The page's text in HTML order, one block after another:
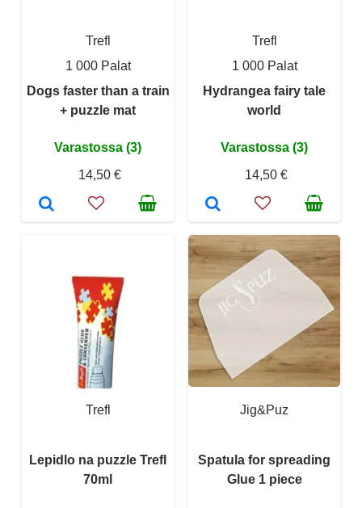
Trefl
1 000 Palat
Dogs faster than a train
+ puzzle mat
Varastossa (3)
14,50 €
Trefl
1 000 Palat
Hydrangea fairy tale
world
Varastossa (3)
14,50 €
Trefl
Lepidlo na puzzle Trefl
70ml
Jig&Puz
Spatula for spreading
Glue 1 piece